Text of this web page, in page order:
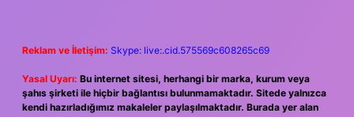
Reklam ve İletişim: Skype: live:.cid.575569c608265c69
Yasal Uyarı: Bu internet sitesi, herhangi bir marka, kurum veya
şahıs şirketi ile hiçbir bağlantısı bulunmamaktadır. Sitede yalnızca
kendi hazırladığımız makaleler paylaşılmaktadır. Burada yer alan